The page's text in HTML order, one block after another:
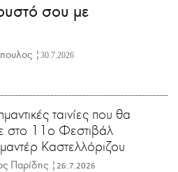
σου με
| 30.7.2026
ταινίες που θα
στο 11ο Φεστιβάλ
Καστελλόριζου
Παρίδης | 26.7.2026